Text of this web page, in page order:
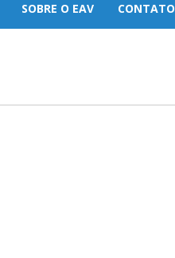
SOBRE O EAV CONTATO